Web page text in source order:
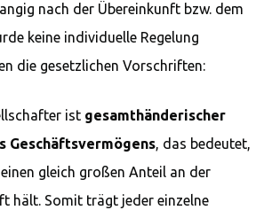
nach der Übereinkunft bzw. dem
keine individuelle Regelung
die gesetzlichen Vorschriften:
ist gesamthänderischer
Geschäftsvermögens, das bedeutet,
gleich großen Anteil an der
hält. Somit trägt jeder einzelne